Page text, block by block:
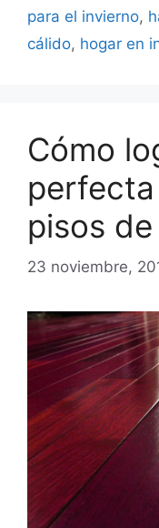
para el invierno,
cálido, hogar en
Cómo
pisos
23 noviembre,